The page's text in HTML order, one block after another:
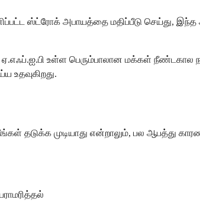
ஸ்ட்ரோக் அபாயத்தை மதிப்பீடு
ஏ.எஃப்.ஐ.பி உள்ள பெரும்பாலான மக்கள் நீண்டகால
உதவுகிறது.
தடுக்க முடியாது என்றாலும், பல ஆபத்து